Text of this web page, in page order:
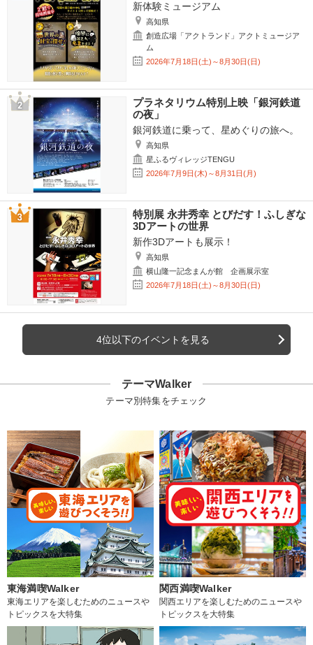
新体験ミュージアム
高知県
創造広場「アクトランド」アクトミュージア
ム
2026年7月18日(土)～8月30日(日)
プラネタリウム特別上映「銀河鉄道
の夜」
銀河鉄道に乗って、星めぐりの旅へ。
高知県
星ふるヴィレッジTENGU
2026年7月9日(木)～8月31日(月)
特別展 永井秀幸 とびだす！ふしぎな
3Dアートの世界
新作3Dアートも展示！
高知県
横山隆一記念まんが館 企画展示室
2026年7月18日(土)～8月30日(日)
4位以下のイベントを見る
テーマWalker
テーマ別特集をチェック
東海満喫Walker
東海エリアを楽しむためのニュースや
トピックスを大特集
関西満喫Walker
関西エリアを楽しむためのニュースや
トピックスを大特集